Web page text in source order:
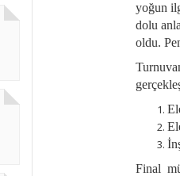
yoğun
dolu
oldu.
Final